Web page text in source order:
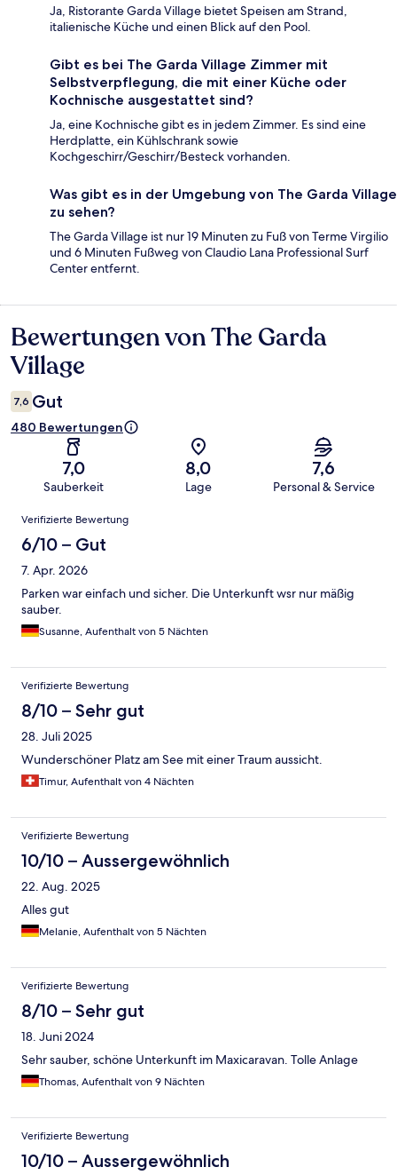
Ja, Ristorante Garda Village bietet Speisen am Strand,
italienische Küche und einen Blick auf den Pool.
Gibt es bei The Garda Village Zimmer mit
Selbstverpflegung, die mit einer Küche oder
Kochnische ausgestattet sind?
Ja, eine Kochnische gibt es in jedem Zimmer. Es sind eine
Herdplatte, ein Kühlschrank sowie
Kochgeschirr/Geschirr/Besteck vorhanden.
Was gibt es in der Umgebung von The Garda Village
zu sehen?
The Garda Village ist nur 19 Minuten zu Fuß von Terme Virgilio
und 6 Minuten Fußweg von Claudio Lana Professional Surf
Center entfernt.
Bewertungen
Bewertungen von The Garda
Village
7,6 Gut
480 Bewertungen
7,0
Sauberkeit
8,0
Lage
7,6
Personal & Service
Bewertungen
Verifizierte Bewertung
6/10 – Gut
7. Apr. 2026
Parken war einfach und sicher. Die Unterkunft wsr nur mäßig
sauber.
Susanne, Aufenthalt von 5 Nächten
Verifizierte Bewertung
8/10 – Sehr gut
28. Juli 2025
Wunderschöner Platz am See mit einer Traum aussicht.
Timur, Aufenthalt von 4 Nächten
Verifizierte Bewertung
10/10 – Aussergewöhnlich
22. Aug. 2025
Alles gut
Melanie, Aufenthalt von 5 Nächten
Verifizierte Bewertung
8/10 – Sehr gut
18. Juni 2024
Sehr sauber, schöne Unterkunft im Maxicaravan. Tolle Anlage
Thomas, Aufenthalt von 9 Nächten
Verifizierte Bewertung
10/10 – Aussergewöhnlich